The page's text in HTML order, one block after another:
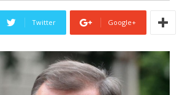
Twitter Google+